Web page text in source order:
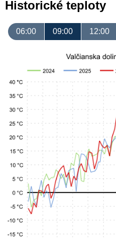
Historické teploty
06:00 09:00 12:00